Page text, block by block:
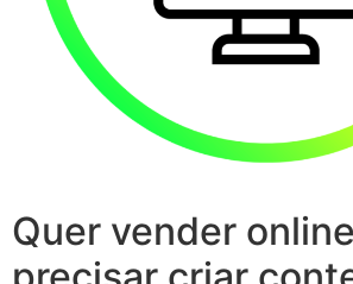
Quer vender